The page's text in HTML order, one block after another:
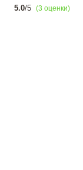
5.0/5 (3 оценки)